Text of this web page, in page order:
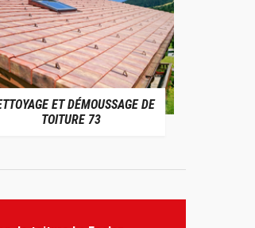
ET DÉMOUSSAGE DE
TOITURE 73